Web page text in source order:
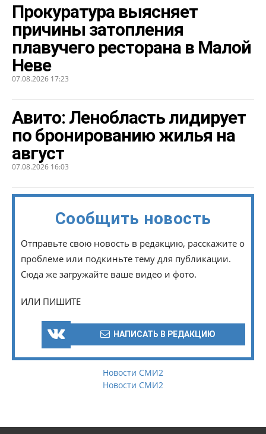
Прокуратура выясняет
причины затопления
плавучего ресторана в Малой
Неве
07.08.2026 17:23
Авито: Ленобласть лидирует
по бронированию жилья на
август
07.08.2026 16:03
Сообщить новость
Отправьте свою новость в редакцию, расскажите о
проблеме или подкиньте тему для публикации.
Сюда же загружайте ваше видео и фото.
ИЛИ ПИШИТЕ
НАПИСАТЬ В РЕДАКЦИЮ
Новости СМИ2
Новости СМИ2